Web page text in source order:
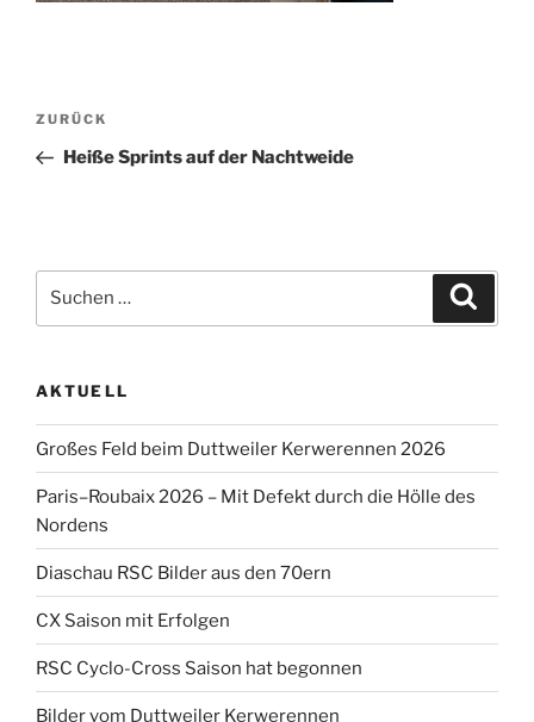
Beitragsnavigation
Vorheriger
Beitrag
ZURÜCK
Heiße Sprints auf der Nachtweide
nach:
AKTUELL
Großes Feld beim Duttweiler Kerwerennen 2026
Paris–Roubaix 2026 – Mit Defekt durch die Hölle des
Nordens
Diaschau RSC Bilder aus den 70ern
CX Saison mit Erfolgen
RSC Cyclo-Cross Saison hat begonnen
Bilder vom Duttweiler Kerwerennen